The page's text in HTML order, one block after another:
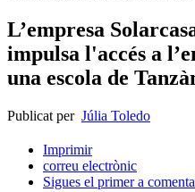
L’empresa
impulsa l'accés a
una escola de
Publicat per Júlia Toledo
Imprimir
correu electrònic
Sigues el primer a